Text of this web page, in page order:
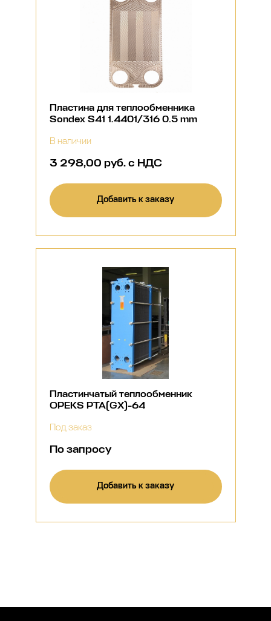
Пластина для теплообменника
Sondex S41 1.4401/316 0.5 mm
В наличии
3 298,00 руб. с НДС
Добавить к заказу
Пластинчатый теплообменник
OPEKS PTA(GX)-64
Под заказ
По запросу
Добавить к заказу